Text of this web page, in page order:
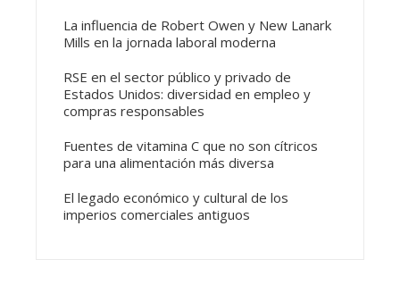
La influencia de Robert Owen y New Lanark
Mills en la jornada laboral moderna
RSE en el sector público y privado de
Estados Unidos: diversidad en empleo y
compras responsables
Fuentes de vitamina C que no son cítricos
para una alimentación más diversa
El legado económico y cultural de los
imperios comerciales antiguos